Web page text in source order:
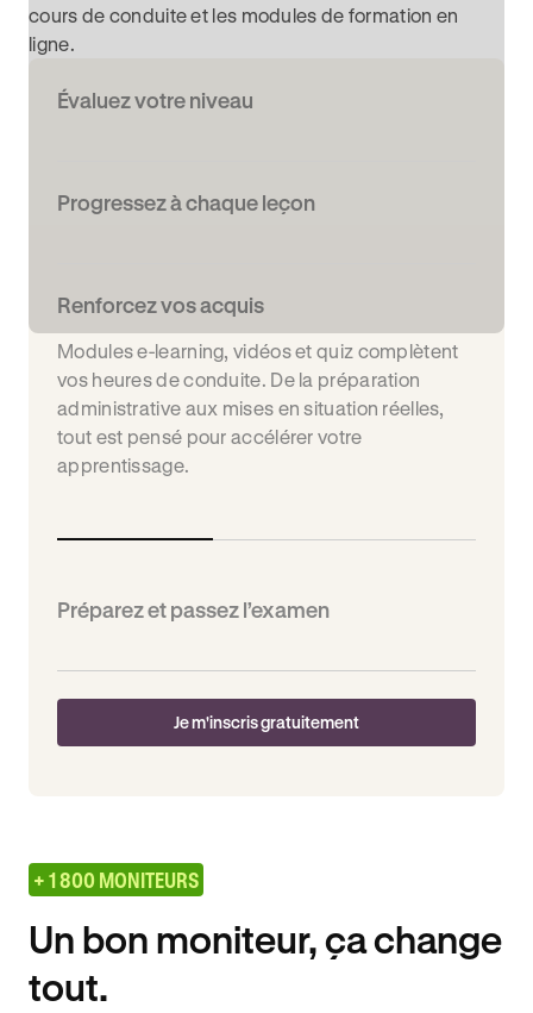
cours de conduite et les modules de formation en
ligne.
Évaluez votre niveau
Progressez à chaque leçon
Renforcez vos acquis
Modules e-learning, vidéos et quiz complètent
vos heures de conduite. De la préparation
administrative aux mises en situation réelles,
tout est pensé pour accélérer votre
apprentissage.
Préparez et passez l’examen
Je m'inscris gratuitement
+ 1 800 MONITEURS
Un bon moniteur, ça change
tout.